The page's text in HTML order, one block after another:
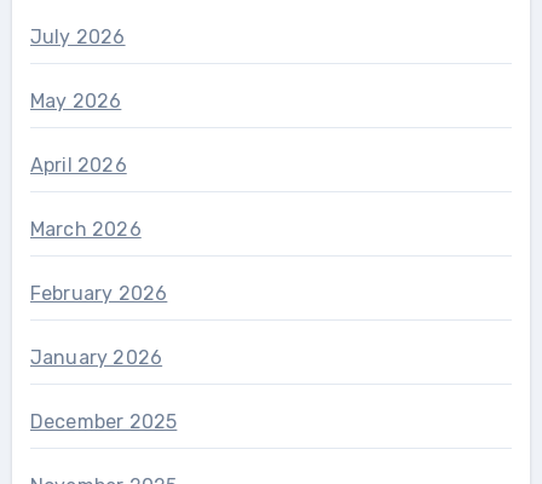
July 2026
May 2026
April 2026
March 2026
February 2026
January 2026
December 2025